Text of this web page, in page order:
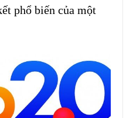
phổ biến của một